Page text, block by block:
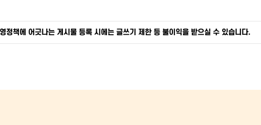
정책에 어긋나는 게시물 등록 시에는 글쓰기 제한 등 불이익을 받으실 수 있습니다.